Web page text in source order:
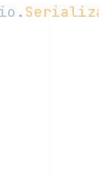
io .